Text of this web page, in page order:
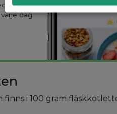
dag.
i 100 gram